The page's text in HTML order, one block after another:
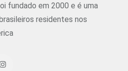
fundado em 2000 e é uma
residentes nos